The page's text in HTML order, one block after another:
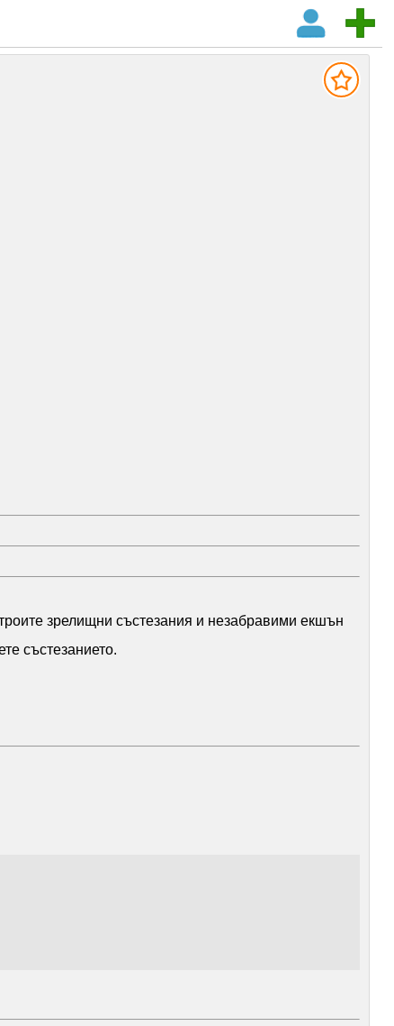
зрелищни състезания и незабравими екшън
състезанието.